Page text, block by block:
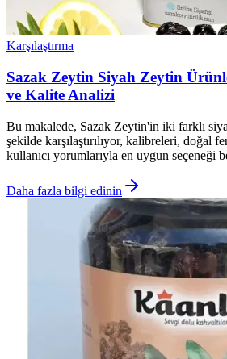
Karşılaştırma
Sazak Zeytin Siyah Zeytin
ve Kalite Analizi
Bu makalede, Sazak Zeytin'in iki farklı
şekilde karşılaştırılıyor, kalibreleri, doğal
kullanıcı yorumlarıyla en uygun seçeneği
Daha fazla bilgi edinin